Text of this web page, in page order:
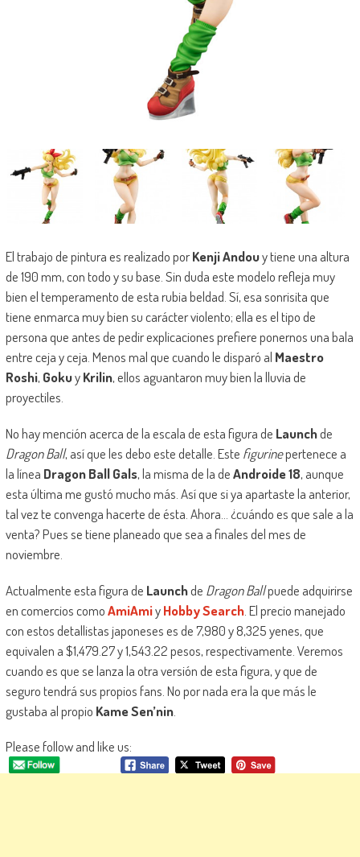
El trabajo de pintura es realizado porKenji Andouy tiene una altura
de 190 mm, con todo y su base. Sin duda este modelo refleja muy
bien el temperamento de esta rubia beldad. Sí, esa sonrisita que
tiene enmarca muy bien su carácter violento; ella es el tipo de
persona que antes de pedir explicaciones prefiere ponernos una bala
entre ceja y ceja. Menos mal que cuando le disparó al Maestro
Roshi, GokuyKrilin, ellos aguantaron muy bien la lluvia de
proyectiles.
No hay mención acerca de la escala de esta figura de Launchde
Dragon Ball, así que les debo este detalle. Este figurinepertenece a
la línea Dragon Ball Gals, la misma de la deAndroide 18, aunque
esta última me gustó mucho más. Así que si ya apartaste la anterior,
tal vez te convenga hacerte de ésta. Ahora… ¿cuándo es que sale a la
venta? Pues se tiene planeado que sea a finales del mes de
noviembre.
Actualmente esta figura de Launchde Dragon Ballpuede adquirirse
en comercios comoAmiAmiyHobby Search. El precio manejado
con estos detallistas japoneses es de 7,980 y 8,325 yenes, que
equivalen a $1,479.27 y 1,543.22 pesos, respectivamente. Veremos
cuando es que se lanza la otra versión de esta figura, y que de
seguro tendrá sus propios fans. No por nada era la que más le
gustaba al propio Kame Sen’nin.
Please follow and like us: